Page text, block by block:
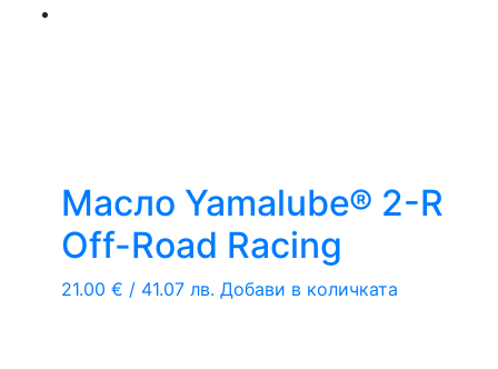
Масло Yamalube® 2-R
Off-Road Racing
21.00 € / 41.07 лв. Добави в количката